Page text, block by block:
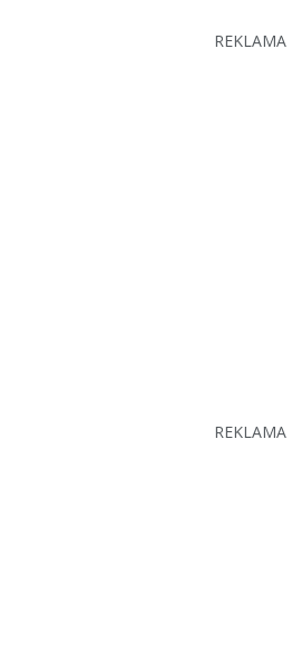
REKLAMA
REKLAMA